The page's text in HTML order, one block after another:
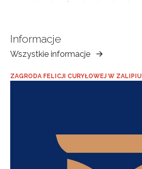
Informacje
Wszystkie informacje
Muzeum
Ziemi
Tarnowskiej
ZAGRODA FELICJI CURYŁOWEJ W ZALIPIU